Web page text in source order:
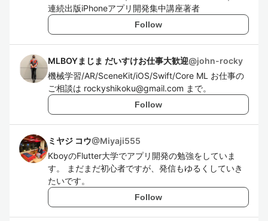
連続出版iPhoneアプリ開発集中講座著者
Follow
MLBOYまじま だいすけお仕事大歓迎@john-rocky
機械学習/AR/SceneKit/iOS/Swift/Core ML お仕事の
ご相談は rockyshikoku@gmail.com まで。
Follow
ミヤジ コウ@Miyaji555
KboyのFlutter大学でアプリ開発の勉強をしていま
す。 まだまだ初心者ですが、発信もゆるくしていき
たいです。
Follow